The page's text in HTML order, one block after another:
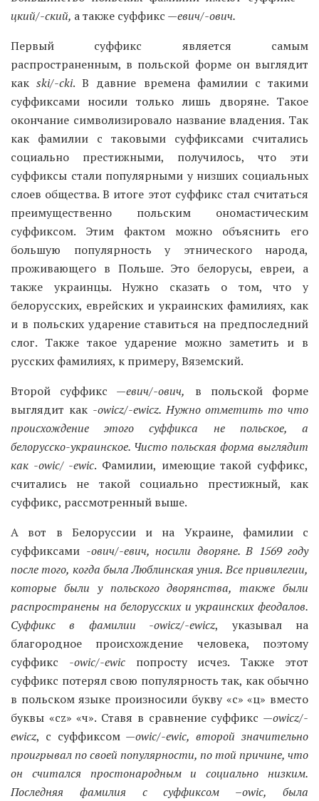
цкий/-ский, а также суффикс —евич/-ович.
Первый суффикс является самым
распространенным, в польской форме он выглядит
какski/-cki. В давние времена фамилии с такими
суффиксами носили только лишь дворяне. Такое
окончание символизировало название владения. Так
как фамилии с таковыми суффиксами считались
социально престижными, получилось, что эти
суффиксы стали популярными у низших социальных
слоев общества. В итоге этот суффикс стал считаться
преимущественно польским ономастическим
суффиксом. Этим фактом можно объяснить его
большую популярность у этнического народа,
проживающего в Польше. Это белорусы, евреи, а
также украинцы. Нужно сказать о том, что у
белорусских, еврейских и украинских фамилиях, как
и в польских ударение ставиться на предпоследний
слог. Также такое ударение можно заметить и в
русских фамилиях, к примеру, Вяземский.
Второй суффикс —евич/-ович,
в польской форме
выглядит как -owicz/-ewicz.Нужно отметить то что
происхождение этого суффикса не польское, а
белорусско-украинское. Чисто польская форма выглядит
как -owic/ -ewic. Фамилии, имеющие такой суффикс,
считались не такой социально престижный, как
суффикс, рассмотренный выше.
А вот в Белоруссии и на Украине, фамилии с
суффиксами -ович/-евич, носили дворяне. В 1569 году
после того, когда была Люблинская уния. Все привилегии,
которые были у польского дворянства, также были
распространены на белорусских и украинских феодалов.
Суффикс в фамилии -owicz/-ewicz, указывал на
благородное происхождение человека, поэтому
суффикс -owic/-ewicпопросту исчез. Также этот
суффикс потерял свою популярность так, как обычно
в польском языке произносили букву «с» «ц» вместо
буквы «cz» «ч». Ставя в сравнение суффикс —owicz/-
ewicz, с суффиксом —owic/-ewic,второй значительно
проигрывал по своей популярности, по той причине, что
он считался простонародным и социально низким.
Последняя фамилия с суффиксом –owic, была